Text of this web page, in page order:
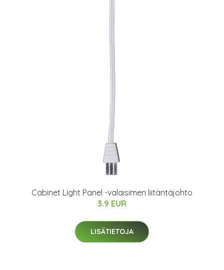
Cabinet Light Panel -valaisimen liitäntäjohto
3.9 EUR
LISÄTIETOJA